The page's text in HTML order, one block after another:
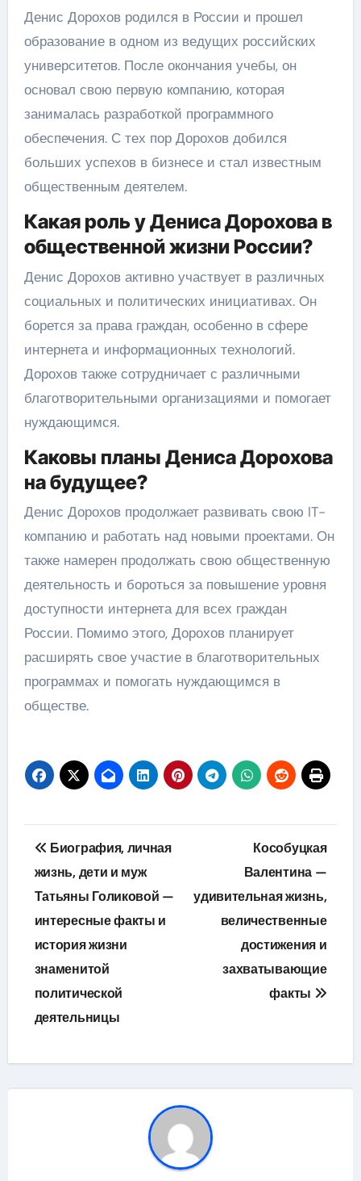
Денис Дорохов родился в России и прошел
образование в одном из ведущих российских
университетов. После окончания учебы, он
основал свою первую компанию, которая
занималась разработкой программного
обеспечения. С тех пор Дорохов добился
больших успехов в бизнесе и стал известным
общественным деятелем.
Какая роль у Дениса Дорохова в
общественной жизни России?
Денис Дорохов активно участвует в различных
социальных и политических инициативах. Он
борется за права граждан, особенно в сфере
интернета и информационных технологий.
Дорохов также сотрудничает с различными
благотворительными организациями и помогает
нуждающимся.
Каковы планы Дениса Дорохова
на будущее?
Денис Дорохов продолжает развивать свою IT-
компанию и работать над новыми проектами. Он
также намерен продолжать свою общественную
деятельность и бороться за повышение уровня
доступности интернета для всех граждан
России. Помимо этого, Дорохов планирует
расширять свое участие в благотворительных
программах и помогать нуждающимся в
обществе.
Навигация
по
записям
Биография, личная
жизнь, дети и муж
Татьяны Голиковой —
интересные факты и
история жизни
знаменитой
политической
деятельницы
Кособуцкая
Валентина —
удивительная жизнь,
величественные
достижения и
захватывающие
факты